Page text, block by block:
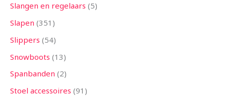
Slangen en regelaars 5
Slapen 351
Slippers 54
Snowboots 13
Spanbanden 2
Stoel accessoires 91